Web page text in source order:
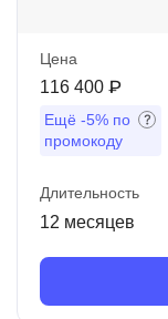
Цена
116 400 ₽
Ещё -5% по
промокоду
Длительность
12 месяцев